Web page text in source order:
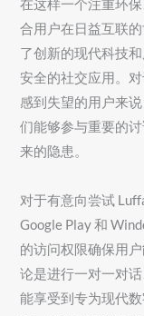
在这样一个注重环
合用户在日益互联
了创新的现代科技
安全的社交应用。
感到失望的用户来
们能够参与重要的
来的隐患。
对于有意向尝试
Google Play 和
的访问权限确保用
论是进行一对一对
能享受到专为现代